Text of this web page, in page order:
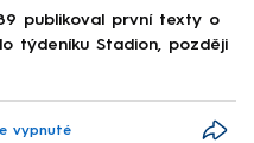
publikoval první texty o
týdeníku Stadion, později
vypnuté